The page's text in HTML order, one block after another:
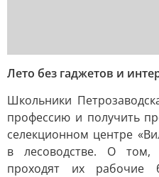
Лето без гаджетов и
Школьники
профессию и получить
селекционном центре
в лесоводстве. О
проходят их рабочие